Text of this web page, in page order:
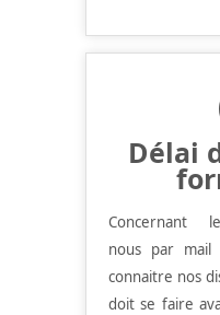
Délai
Concernant
nous par
connaitre nos
doit se faire